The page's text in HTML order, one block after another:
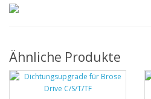
Ähnliche Produkte